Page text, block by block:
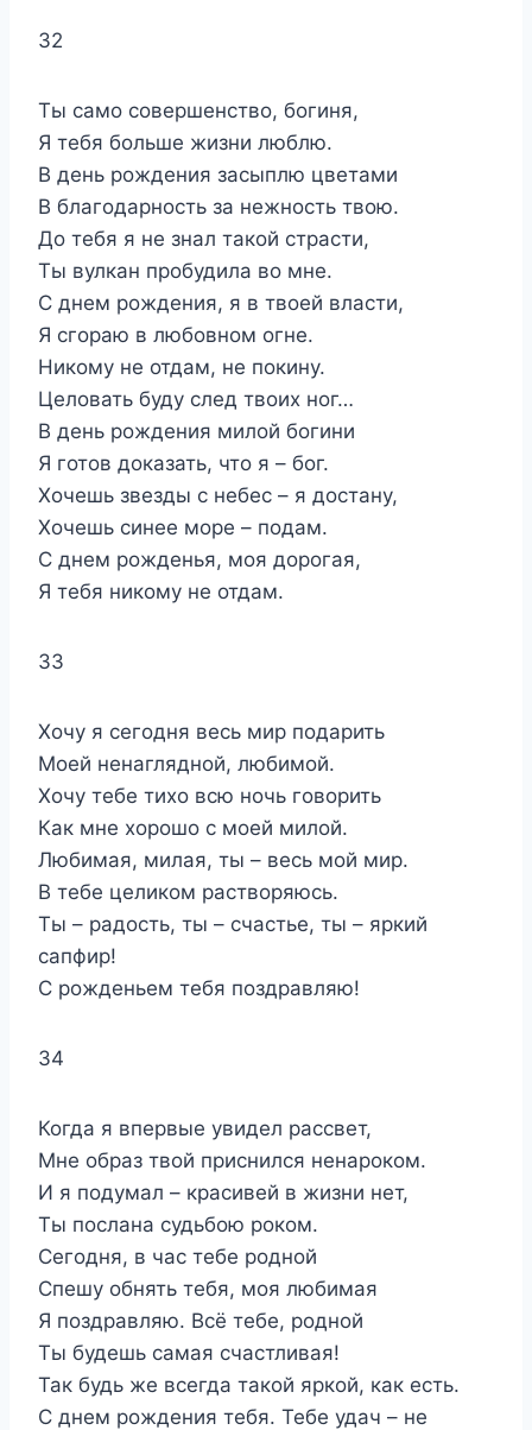
32
Ты само совершенство, богиня,
Я тебя больше жизни люблю.
В день рождения засыплю цветами
В благодарность за нежность твою.
До тебя я не знал такой страсти,
Ты вулкан пробудила во мне.
С днем рождения, я в твоей власти,
Я сгораю в любовном огне.
Никому не отдам, не покину.
Целовать буду след твоих ног…
В день рождения милой богини
Я готов доказать, что я – бог.
Хочешь звезды с небес – я достану,
Хочешь синее море – подам.
С днем рожденья, моя дорогая,
Я тебя никому не отдам.
33
Хочу я сегодня весь мир подарить
Моей ненаглядной, любимой.
Хочу тебе тихо всю ночь говорить
Как мне хорошо с моей милой.
Любимая, милая, ты – весь мой мир.
В тебе целиком растворяюсь.
Ты – радость, ты – счастье, ты – яркий
сапфир!
С рожденьем тебя поздравляю!
34
Когда я впервые увидел рассвет,
Мне образ твой приснился ненароком.
И я подумал – красивей в жизни нет,
Ты послана судьбою роком.
Сегодня, в час тебе родной
Спешу обнять тебя, моя любимая
Я поздравляю. Всё тебе, родной
Ты будешь самая счастливая!
Так будь же всегда такой яркой, как есть.
С днем рождения тебя. Тебе удач – не